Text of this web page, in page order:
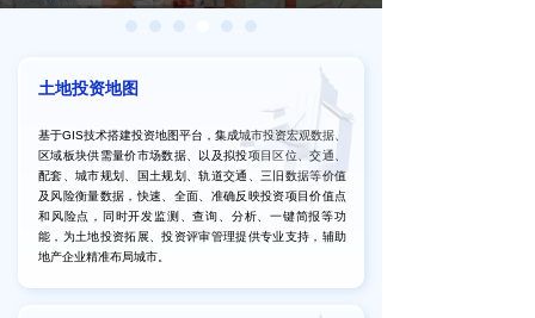
土地投资地图
基于GIS技术搭建投资地图平台，集成城市投资宏观数据、
区域板块供需量价市场数据、以及拟投项目区位、交通、
配套、城市规划、国土规划、轨道交通、三旧数据等价值
及风险衡量数据，快速、全面、准确反映投资项目价值点
和风险点，同时开发监测、查询、分析、一键简报等功
能，为土地投资拓展、投资评审管理提供专业支持，辅助
地产企业精准布局城市。